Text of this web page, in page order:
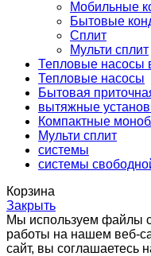
Мобильные
Бытовые
Сплит
Мульти сплит
Тепловые насосы
Тепловые насосы
Бытовая
вытяжные
Компактные
Мульти сплит
системы
системы
Корзина
Закрыть
Мы используем файлы
работы на нашем веб-
сайт, вы соглашаетесь